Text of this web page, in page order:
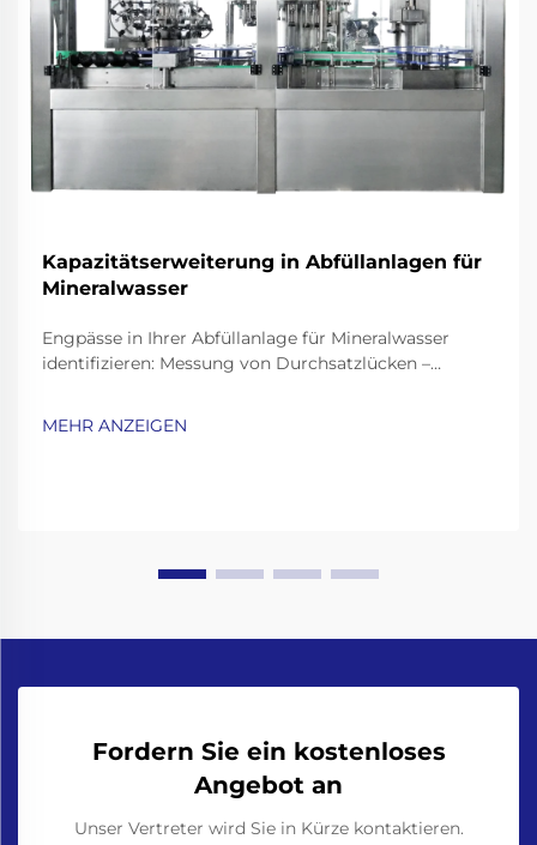
Kapazitätserweiterung in Abfüllanlagen für
Mineralwasser
Engpässe in Ihrer Abfüllanlage für Mineralwasser
identifizieren: Messung von Durchsatzlücken –
Erwartungen zurückbleibt, sollten Sie drei
MEHR ANZEIGEN
Fordern Sie ein kostenloses
Angebot an
Unser Vertreter wird Sie in Kürze kontaktieren.